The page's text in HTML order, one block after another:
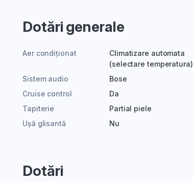
Dotări generale
Aer condiționat
Climatizare automata
(selectare temperatura)
Sistem audio
Bose
Cruise control
Da
Tapiterie
Partial piele
Ușă glisantă
Nu
Dotări